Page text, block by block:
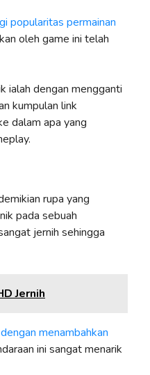
popularitas permainan
oleh game ini telah
ialah dengan mengganti
kumpulan link
dalam apa yang
rupa yang
pada sebuah
jernih sehingga
Jernih
dengan menambahkan
ini sangat menarik